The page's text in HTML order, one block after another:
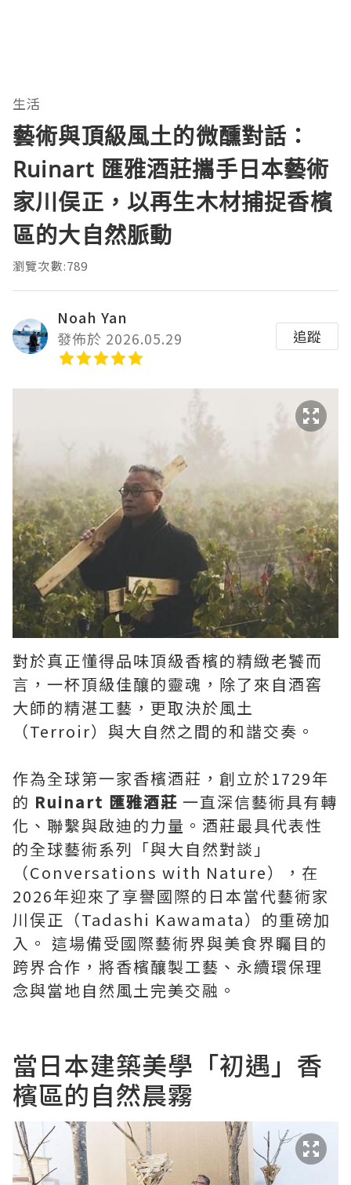
生活
藝術與頂級風土的微醺對話：
Ruinart 匯雅酒莊攜手日本藝術
家川俣正，以再生木材捕捉香檳
區的大自然脈動
瀏覽次數:789
Noah Yan
發佈於 2026.05.29
追蹤
對於真正懂得品味頂級香檳的精緻老饕而
言，一杯頂級佳釀的靈魂，除了來自酒窖
大師的精湛工藝，更取決於風土
（Terroir）與大自然之間的和諧交奏。
作為全球第一家香檳酒莊，創立於1729年
的 Ruinart 匯雅酒莊 一直深信藝術具有轉
化、聯繫與啟迪的力量。酒莊最具代表性
的全球藝術系列「與大自然對談」
（Conversations with Nature），在
2026年迎來了享譽國際的日本當代藝術家
川俣正（Tadashi Kawamata）的重磅加
入。 這場備受國際藝術界與美食界矚目的
跨界合作，將香檳釀製工藝、永續環保理
念與當地自然風土完美交融。
當日本建築美學「初遇」香
檳區的自然晨霧